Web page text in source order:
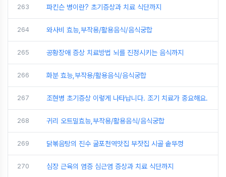
263 파킨슨 병이란? 초기증상과 치료 식단까지
264 와사비 효능,부작용/활용음식/음식궁합
265 공황장애 증상 치료방법 뇌를 진정시키는 음식까지
266 화분 효능,부작용/활용음식/음식궁합
267 조현병 초기증상 이렇게 나타납니다. 조기 치료가 중요해요.
268 귀리 오트밀효능,부작용/활용음식/음식궁합
269 닭볶음탕의 진수 굴포천역맛집 부잣집 시골 솥뚜껑
270 심장 근육의 염증 심근염 증상과 치료 식단까지